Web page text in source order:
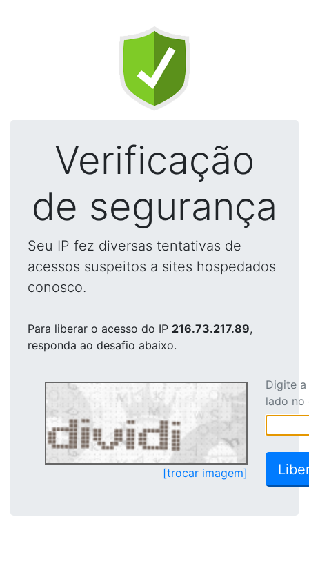
Verificação
de segurança
Seu IP fez diversas tentativas de
acessos suspeitos a sites hospedados
conosco.
Para liberar o acesso do IP 216.73.217.89,
responda ao desafio abaixo.
[trocar imagem]
Digite
lado no